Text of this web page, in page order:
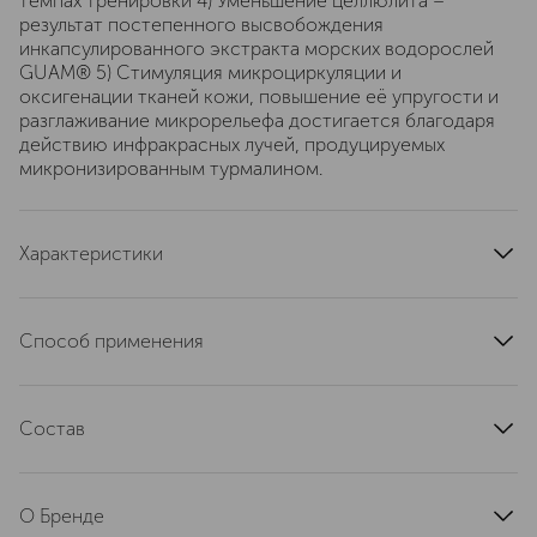
результат постепенного высвобождения
инкапсулированного экстракта морских водорослей
GUAM® 5) Стимуляция микроциркуляции и
оксигенации тканей кожи, повышение её упругости и
разглаживание микрорельефа достигается благодаря
действию инфракрасных лучей, продуцируемых
микронизированным турмалином.
Характеристики
Способ применения
первым использованием немного растяните ткань
беременности Легинсы рекомендованы к ношению. 4)
Состав
FIBRAMAR® - натуральное микроволокно из морских
О Бренде